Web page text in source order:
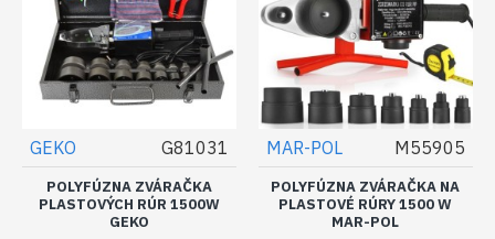
GEKO G81031
POLYFÚZNA ZVÁRAČKA
PLASTOVÝCH RÚR 1500W
GEKO
MAR-POL M55905
POLYFÚZNA ZVÁRAČKA NA
PLASTOVÉ RÚRY 1500 W
MAR-POL